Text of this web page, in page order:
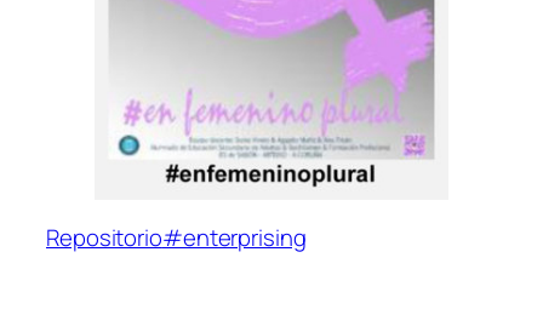
Repositorio#enterprising